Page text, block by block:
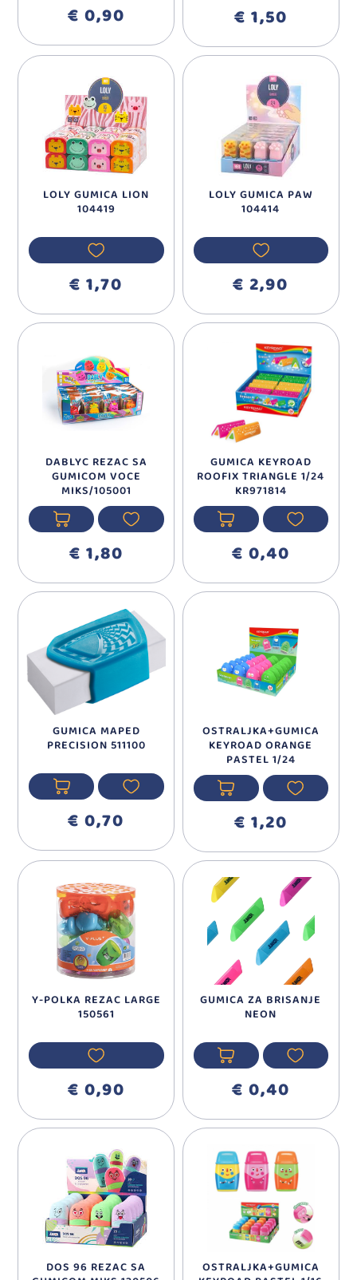
€ 0,90 € 1,50
LOLY GUMICA LION
104419
€ 1,70
LOLY GUMICA PAW
104414
€ 2,90
DABLYC REZAC SA
GUMICOM VOCE
MIKS/105001
€ 1,80
GUMICA KEYROAD
ROOFIX TRIANGLE 1/24
KR971814
€ 0,40
GUMICA MAPED
PRECISION 511100
€ 0,70
OSTRALJKA+GUMICA
KEYROAD ORANGE
PASTEL 1/24
€ 1,20
Y-POLKA REZAC LARGE
150561
€ 0,90
GUMICA ZA BRISANJE
NEON
€ 0,40
DOS 96 REZAC SA
OSTRALJKA+GUMICA